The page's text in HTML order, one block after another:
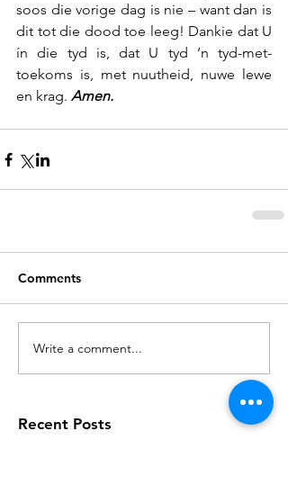
soos die vorige dag is nie – want dan is
dit tot die dood toe leeg! Dankie dat U
ín die tyd is, dat U tyd ‘n tyd-met-
toekoms is, met nuutheid, nuwe lewe
en krag. Amen.
Comments
Write a comment...
Recent Posts